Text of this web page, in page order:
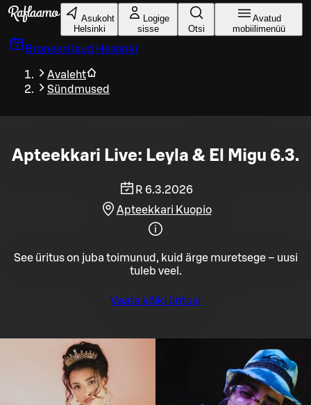
Liigu peamise sisu juurde
Asukoht
Helsinki
Logige
sisse
Otsi
Avatud
mobiilimenüü
Broneeri laud Helsinki
Avaleht
Sündmused
Apteekkari Live: Leyla & El Migu 6.3.
R 6.3.2026
Apteekkari Kuopio
See üritus on juba toimunud, kuid ärge muretsege – uusi
tuleb veel.
Vaata kõiki üritusi